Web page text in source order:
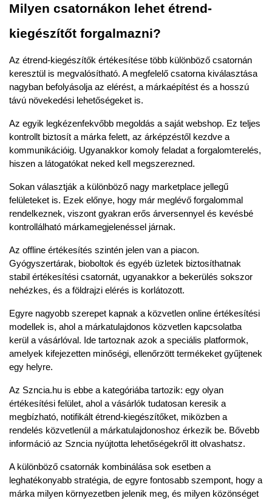
Milyen csatornákon lehet étrend-
kiegészítőt forgalmazni?
Az étrend-kiegészítők értékesítése több különböző csatornán
keresztül is megvalósítható. A megfelelő csatorna kiválasztása
nagyban befolyásolja az elérést, a márkaépítést és a hosszú
távú növekedési lehetőségeket is.
Az egyik legkézenfekvőbb megoldás a saját webshop. Ez teljes
kontrollt biztosít a márka felett, az árképzéstől kezdve a
kommunikációig. Ugyanakkor komoly feladat a forgalomterelés,
hiszen a látogatókat neked kell megszerezned.
Sokan választják a különböző nagy marketplace jellegű
felületeket is. Ezek előnye, hogy már meglévő forgalommal
rendelkeznek, viszont gyakran erős árversennyel és kevésbé
kontrollálható márkamegjelenéssel járnak.
Az offline értékesítés szintén jelen van a piacon.
Gyógyszertárak, bioboltok és egyéb üzletek biztosíthatnak
stabil értékesítési csatornát, ugyanakkor a bekerülés sokszor
nehézkes, és a földrajzi elérés is korlátozott.
Egyre nagyobb szerepet kapnak a közvetlen online értékesítési
modellek is, ahol a márkatulajdonos közvetlen kapcsolatba
kerül a vásárlóval. Ide tartoznak azok a speciális platformok,
amelyek kifejezetten minőségi, ellenőrzött termékeket gyűjtenek
egy helyre.
Az Szncia.hu is ebbe a kategóriába tartozik: egy olyan
értékesítési felület, ahol a vásárlók tudatosan keresik a
megbízható, notifikált étrend-kiegészítőket, miközben a
rendelés közvetlenül a márkatulajdonoshoz érkezik be. Bővebb
információ az Szncia nyújtotta lehetőségekről itt olvashatsz.
A különböző csatornák kombinálása sok esetben a
leghatékonyabb stratégia, de egyre fontosabb szempont, hogy a
márka milyen környezetben jelenik meg, és milyen közönséget